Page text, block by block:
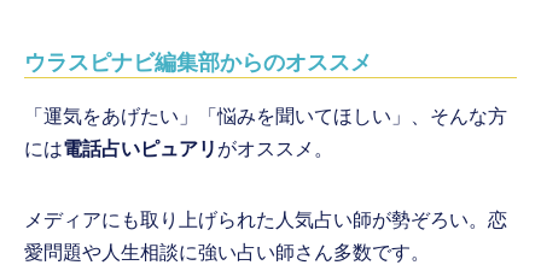
ウラスピナビ編集部からのオススメ
「運気をあげたい」「悩みを聞いてほしい」、そんな方
には電話占いピュアリ がオススメ。
メディアにも取り上げられた人気占い師が勢ぞろい。恋
愛問題や人生相談に強い占い師さん多数です。